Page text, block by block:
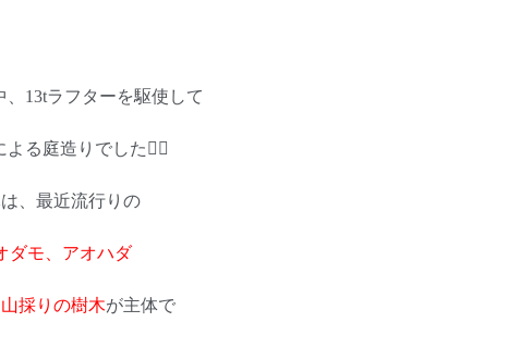
、13tラフターを駆使して
る庭造りでした👌🏻
、最近流行りの
ダモ、アオハダ
山採りの樹木が主体で